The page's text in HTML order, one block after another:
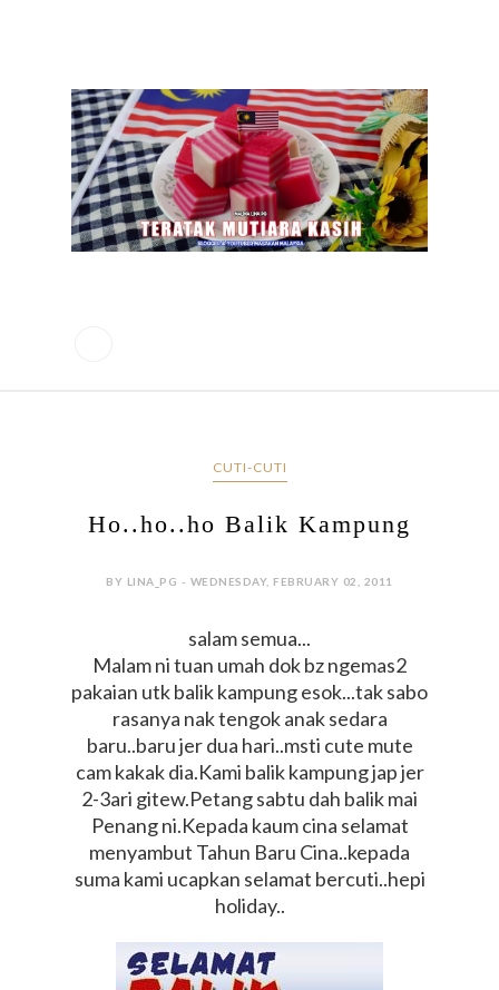
CUTI-CUTI
Ho..ho..ho Balik Kampung
BY LINA_PG - WEDNESDAY, FEBRUARY 02, 2011
salam semua...
Malam ni tuan umah dok bz ngemas2
pakaian utk balik kampung esok...tak sabo
rasanya nak tengok anak sedara
baru..baru jer dua hari..msti cute mute
cam kakak dia.Kami balik kampung jap jer
2-3ari gitew.Petang sabtu dah balik mai
Penang ni.Kepada kaum cina selamat
menyambut Tahun Baru Cina..kepada
suma kami ucapkan selamat bercuti..hepi
holiday..